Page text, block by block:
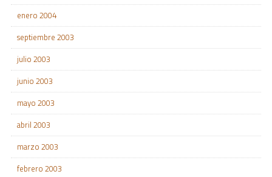
enero 2004
septiembre 2003
julio 2003
junio 2003
mayo 2003
abril 2003
marzo 2003
febrero 2003